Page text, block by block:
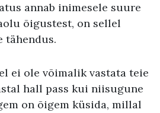
annab inimesele suure
õigustest, on sellel
tähendus.
ei ole võimalik vastata teie
hall pass kui niisugune
on õigem küsida, millal